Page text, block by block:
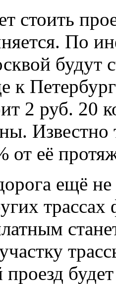
стоить
По
будут
к
2 руб. 20
Известно
от её
ещё
трассах
проезд